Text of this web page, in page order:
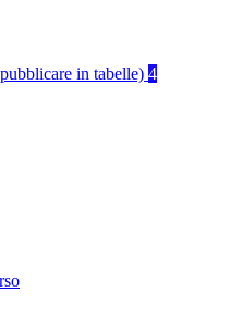
in tabelle) 4